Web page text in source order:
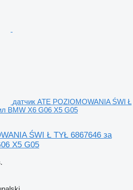
датчик ATE POZIOMOWANIA ŚWI Ł
BMW X6 G06 X5 G05
ŚWI Ł TYŁ 6867646 за
X5 G05